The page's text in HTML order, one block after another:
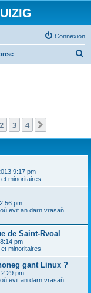
Connexion
c
2 3 4
9:17 pm
minoritaires
pm
evit an darn vrasañ
de Saint-Rvoal
pm
minoritaires
gant Linux ?
2:29 pm
evit an darn vrasañ